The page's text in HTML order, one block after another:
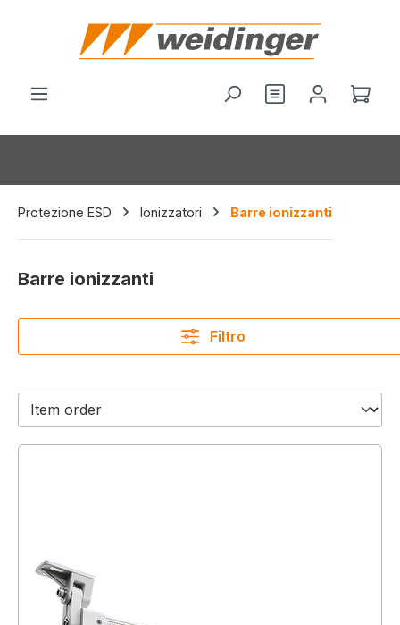
principale
Hai 0 articoliIl
Protezione ESD Ionizzatori Barre ionizzanti
Barre ionizzanti
Filtro